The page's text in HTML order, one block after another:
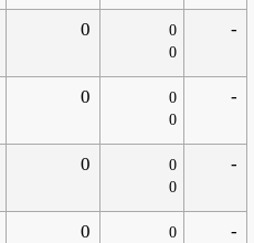
0
0
0
-
0
0
0
-
0
0
0
-
0
0
-